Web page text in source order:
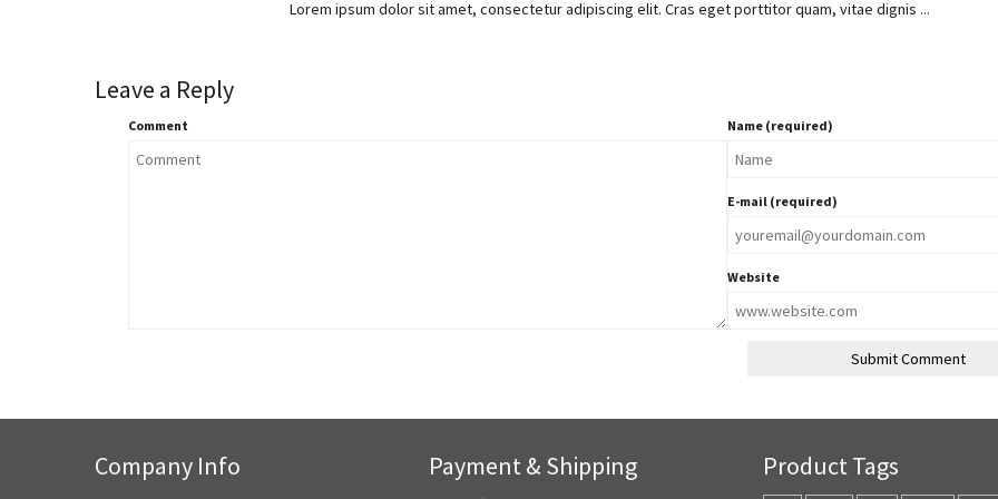
Lorem ipsum dolor sit amet, consectetur adipiscing elit. Cras eget porttitor quam, vitae dignis ...
Leave a Reply
Comment Name (required)
E-mail (required)
Website
Company Info Payment & Shipping Product Tags